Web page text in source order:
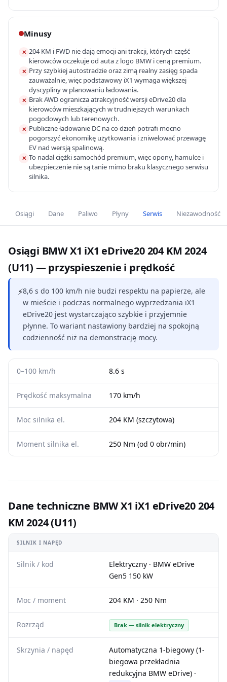
Minusy
✕ 204 KM i FWD nie dają emocji ani trakcji, których część
kierowców oczekuje od auta z logo BMW i ceną premium.
✕ Przy szybkiej autostradzie oraz zimą realny zasięg spada
zauważalnie, więc podstawowy iX1 wymaga większej
dyscypliny w planowaniu ładowania.
✕ Brak AWD ogranicza atrakcyjność wersji eDrive20 dla
kierowców mieszkających w trudniejszych warunkach
pogodowych lub terenowych.
✕ Publiczne ładowanie DC na co dzień potrafi mocno
pogorszyć ekonomikę użytkowania i zniwelować przewagę
EV nad wersją spalinową.
✕ To nadal ciężki samochód premium, więc opony, hamulce i
ubezpieczenie nie są tanie mimo braku klasycznego serwisu
silnika.
Osiągi Dane Paliwo Płyny Serwis Niezawodność
Osiągi BMW X1 iX1 eDrive20 204 KM 2024
(U11) — przyspieszenie i prędkość
⚡8,6 s do 100 km/h nie budzi respektu na papierze, ale
w mieście i podczas normalnego wyprzedzania iX1
eDrive20 jest wystarczająco szybkie i przyjemnie
płynne. To wariant nastawiony bardziej na spokojną
codzienność niż na demonstrację mocy.
0–100 km/h 8.6 s
Prędkość maksymalna 170 km/h
Moc silnika el. 204 KM (szczytowa)
Moment silnika el. 250 Nm (od 0 obr/min)
Dane techniczne BMW X1 iX1 eDrive20 204
KM 2024 (U11)
SILNIK I NAPĘD
Silnik / kod
Elektryczny · BMW eDrive
Gen5 150 kW
Moc / moment 204 KM · 250 Nm
Rozrząd Brak — silnik elektryczny
Skrzynia / napęd
Automatyczna 1-biegowy (1-
biegowa przekładnia
redukcyjna BMW eDrive) ·